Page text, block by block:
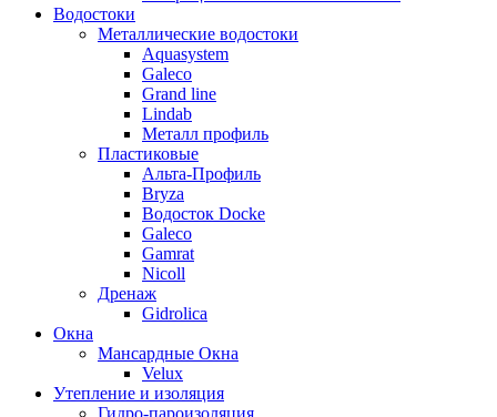
Водостоки
Металлические водостоки
Aquasystem
Galeco
Grand line
Lindab
Металл профиль
Пластиковые
Альта-Профиль
Bryza
Водосток Docke
Galeco
Gamrat
Nicoll
Дренаж
Gidrolica
Окна
Мансардные Окна
Velux
Утепление и изоляция
Гидро-пароизоляция